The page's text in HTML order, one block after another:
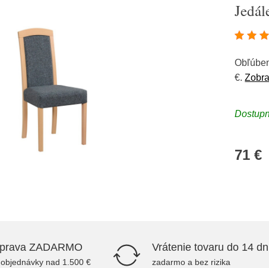
€.
71 €
ZADARMO
nad 1.500 €
Vrátenie tovaru do 14
zadarmo a bez rizika